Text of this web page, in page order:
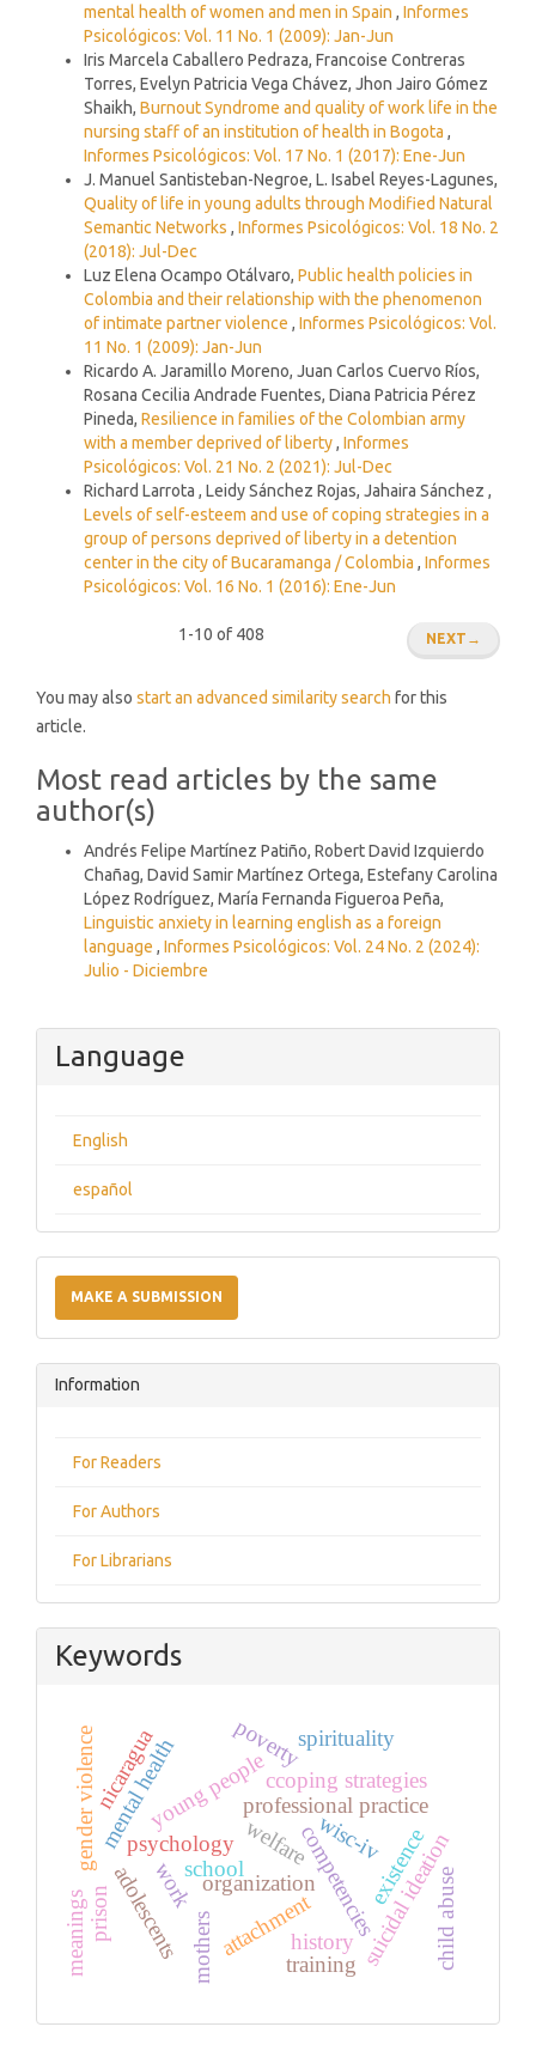
mental health of women and men in Spain , Informes
Psicológicos: Vol. 11 No. 1 (2009): Jan-Jun
Iris Marcela Caballero Pedraza, Francoise Contreras
Torres, Evelyn Patricia Vega Chávez, Jhon Jairo Gómez
Shaikh, Burnout Syndrome and quality of work life in the
nursing staff of an institution of health in Bogota ,
Informes Psicológicos: Vol. 17 No. 1 (2017): Ene-Jun
J. Manuel Santisteban-Negroe, L. Isabel Reyes-Lagunes,
Quality of life in young adults through Modified Natural
Semantic Networks , Informes Psicológicos: Vol. 18 No. 2
(2018): Jul-Dec
Luz Elena Ocampo Otálvaro, Public health policies in
Colombia and their relationship with the phenomenon
of intimate partner violence , Informes Psicológicos: Vol.
11 No. 1 (2009): Jan-Jun
Ricardo A. Jaramillo Moreno, Juan Carlos Cuervo Ríos,
Rosana Cecilia Andrade Fuentes, Diana Patricia Pérez
Pineda, Resilience in families of the Colombian army
with a member deprived of liberty, Informes
Psicológicos: Vol. 21 No. 2 (2021): Jul-Dec
Richard Larrota , Leidy Sánchez Rojas, Jahaira Sánchez ,
Levels of self-esteem and use of coping strategies in a
group of persons deprived of liberty in a detention
center in the city of Bucaramanga / Colombia , Informes
Psicológicos: Vol. 16 No. 1 (2016): Ene-Jun
1-10 of 408 NEXT →
You may also start an advanced similarity search for this
article.
Most read articles by the same
author(s)
Andrés Felipe Martínez Patiño, Robert David Izquierdo
Chañag, David Samir Martínez Ortega, Estefany Carolina
López Rodríguez, María Fernanda Figueroa Peña,
Linguistic anxiety in learning english as a foreign
language , Informes Psicológicos: Vol. 24 No. 2 (2024):
Julio - Diciembre
Language
English
español
a
Submission
MAKE A SUBMISSION
Information
For Readers
For Authors
For Librarians
Keywords
professional practice
psychology
organization
work competencies
mental health
suicidal ideation
attachment
adolescents
young people
gender violence poverty
nicaragua
child abuse
history
training
ccoping strategies
spirituality
existence
welfare
school
wisc-iv
mothers
prison
meanings